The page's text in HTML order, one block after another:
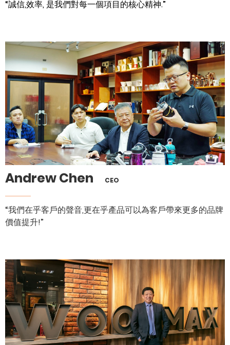
“誠信,效率, 是我們對每一個項目的核心精神.”
Andrew Chen CEO
“我們在乎客戶的聲音,更在乎產品可以為客戶帶來更多的品牌
價值提升!”